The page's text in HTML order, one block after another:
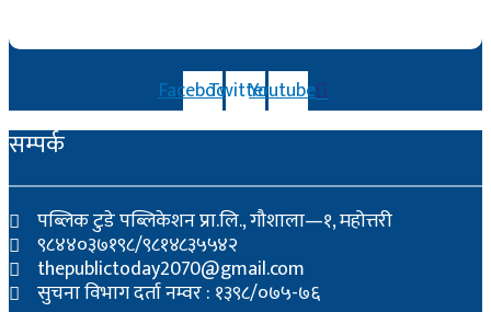
FacebookTwitterYoutube
सम्पर्क
पब्लिक टुडे पब्लिकेशन प्रा.लि., गौशाला—१, महोत्तरी
९८४४०३७१९८/९८१४८३५५४२
thepublictoday2070@gmail.com
सुचना विभाग दर्ता नम्वर : १३९८/०७५-७६